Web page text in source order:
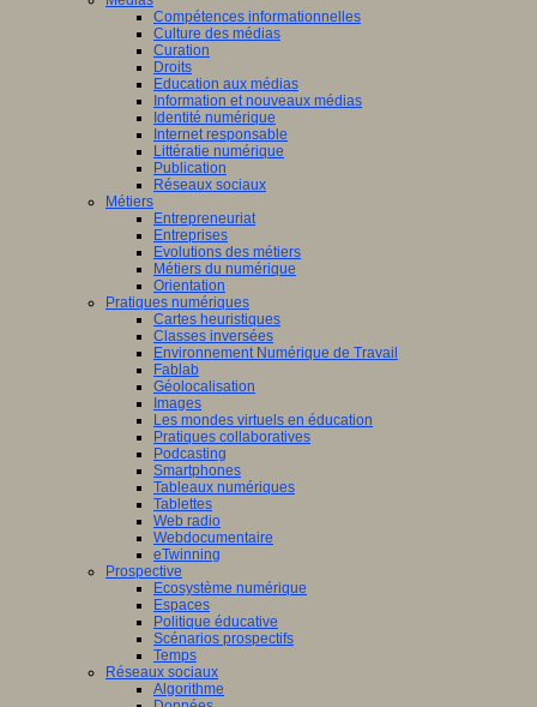
Compétences informationnelles
Culture des médias
Curation
Droits
Education aux médias
Information et nouveaux médias
Identité numérique
Internet responsable
Littératie numérique
Publication
Réseaux sociaux
Métiers
Entrepreneuriat
Entreprises
Evolutions des métiers
Métiers du numérique
Orientation
Pratiques numériques
Cartes heuristiques
Classes inversées
Environnement Numérique de Travail
Fablab
Géolocalisation
Images
Les mondes virtuels en éducation
Pratiques collaboratives
Podcasting
Smartphones
Tableaux numériques
Tablettes
Web radio
Webdocumentaire
eTwinning
Prospective
Ecosystème numérique
Espaces
Politique éducative
Scénarios prospectifs
Temps
Réseaux sociaux
Algorithme